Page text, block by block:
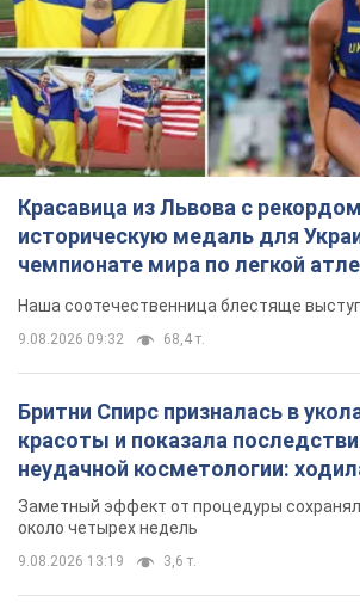
Красавица из Львова с
историческую медаль для
чемпионате мира по легкой
Видео
Наша соотечественница блестяще
9.08.2026 09:32 68,4 т.
Бритни Спирс призналась в
красоты и показала
неудачной косметологии:
так почти месяц
Заметный эффект от процедуры
около четырех недель
9.08.2026 13:19 3,6 т.